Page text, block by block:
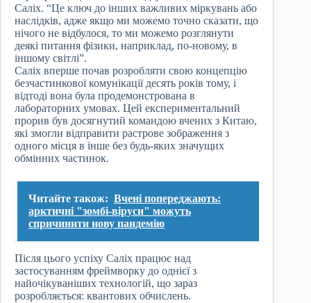
Саліх. “Це ключ до інших важливих міркувань або
наслідків, адже якщо ми можемо точно сказати, що
нічого не відбулося, то ми можемо розглянути
деякі питання фізики, наприклад, по-новому, в
іншому світлі”.
Саліх вперше почав розробляти свою концепцію
безчастинкової комунікації десять років тому, і
відтоді вона була продемонстрована в
лабораторних умовах. Цей експериментальний
прорив був досягнутий командою вчених з Китаю,
які змогли відправити растрове зображення з
одного місця в інше без будь-яких значущих
обмінних частинок.
Читайте також: Вчені попереджають:
арктичні "зомбі-віруси" можуть
спричинити нову пандемію
Після цього успіху Саліх працює над
застосуванням фреймворку до однієї з
найочікуваніших технологій, що зараз
розробляється: квантових обчислень.